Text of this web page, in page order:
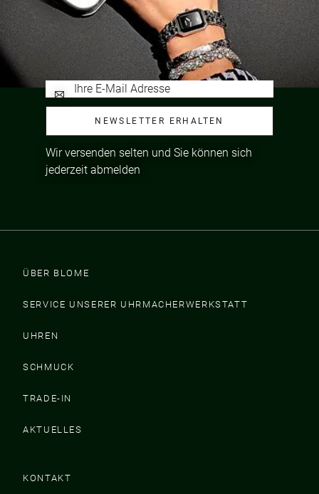
NEWSLETTER ERHALTEN
Wir versenden selten und Sie können sich
jederzeit abmelden
ÜBER BLOME
SERVICE UNSERER UHRMACHERWERKSTATT
UHREN
SCHMUCK
TRADE-IN
AKTUELLES
KONTAKT